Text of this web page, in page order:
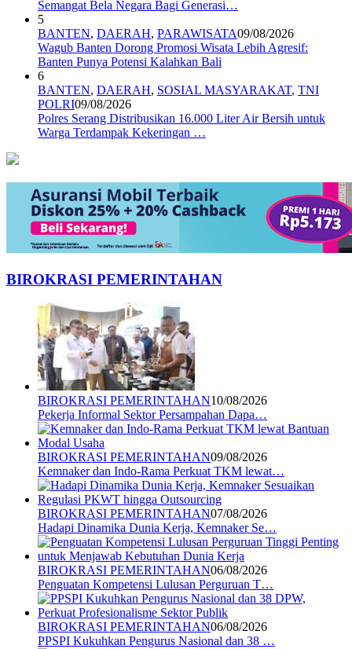
Semangat Bela Negara Bagi Generasi…
5
BANTEN, DAERAH, PARAWISATA09/08/2026
Wagub Banten Dorong Promosi Wisata Lebih Agresif:
Banten Punya Potensi Kalahkan Bali
6
BANTEN, DAERAH, SOSIAL MASYARAKAT, TNI
POLRI09/08/2026
Polres Serang Distribusikan 16.000 Liter Air Bersih untuk
Warga Terdampak Kekeringan …
BIROKRASI PEMERINTAHAN
BIROKRASI PEMERINTAHAN10/08/2026
Pekerja Informal Sektor Persampahan Dapa…
BIROKRASI PEMERINTAHAN09/08/2026
Kemnaker dan Indo-Rama Perkuat TKM lewat…
BIROKRASI PEMERINTAHAN07/08/2026
Hadapi Dinamika Dunia Kerja, Kemnaker Se…
BIROKRASI PEMERINTAHAN06/08/2026
Penguatan Kompetensi Lulusan Perguruan T…
BIROKRASI PEMERINTAHAN06/08/2026
PPSPI Kukuhkan Pengurus Nasional dan 38 …